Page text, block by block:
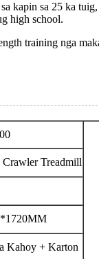
kapin sa 25 ka
high school.
training nga
Crawler Treadmill
Kahoy + Karton